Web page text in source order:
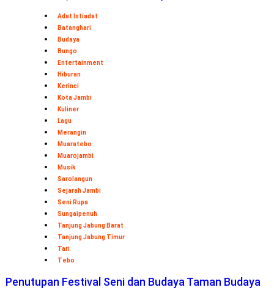
Adat Istiadat
Batanghari
Budaya
Bungo
Entertainment
Hiburan
Kerinci
Kota Jambi
Kuliner
Lagu
Merangin
Muaratebo
Muarojambi
Musik
Sarolangun
Sejarah Jambi
Seni Rupa
Sungaipenuh
Tanjung Jabung Barat
Tanjung Jabung Timur
Tari
Tebo
Penutupan Festival Seni dan Budaya Taman Budaya